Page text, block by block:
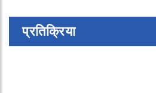
प्रतिक्रिया